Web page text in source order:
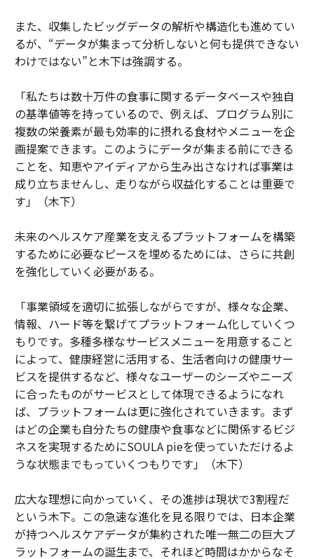
また、収集したビッグデータの解析や構造化も進めてい
るが、“データが集まって分析しないと何も提供できない
わけではない”と木下は強調する。
「私たちは数十万件の食事に関するデータベースや独自
の基準値等を持っているので、例えば、プログラム別に
複数の栄養素が最も効率的に摂れる食材やメニューを企
画提案できます。このようにデータが集まる前にできる
ことを、知恵やアイディアから生み出さなければ事業は
成り立ちませんし、走りながら収益化することは重要で
す」（木下）
未来のヘルスケア産業を支えるプラットフォームを構築
するために必要なピースを埋めるためには、さらに共創
を強化していく必要がある。
「事業領域を適切に拡張しながらですが、様々な企業、
情報、ハード等を繋げてプラットフォーム化していくつ
もりです。多種多様なサービスメニューを用意すること
によって、健康経営に活用する、生活者向けの健康サー
ビスを提供するなど、様々なユーザーのシーズやニーズ
に合ったものがサービスとして体現できるようになれ
ば、プラットフォームは更に強化されていきます。まず
はどの企業も自分たちの健康や食事などに関係するビジ
ネスを実現するためにSOULA pieを使っていただけるよ
うな状態までもっていくつもりです」（木下）
広大な理想に向かっていく、その進捗は現状で3割程だ
という木下。この急速な進化を見る限りでは、日本企業
が持つヘルスケアデータが集約された唯一無二の巨大プ
ラットフォームの誕生まで、それほど時間はかからなそ